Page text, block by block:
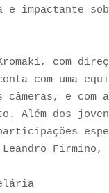
e impactante
com
com uma
e com
Além dos
Firmino,